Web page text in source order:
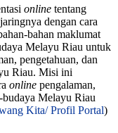
online tentang
dengan cara
bahan maklumat
Melayu Riau untuk
pengetahuan, dan
Riau. Misi ini
online pengalaman,
budaya Melayu Riau
Kita/ Profil Portal)